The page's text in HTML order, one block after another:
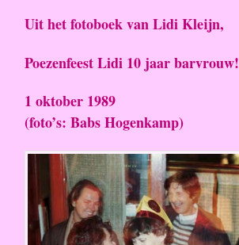
Uit het fotoboek van Lidi Kleijn,
Poezenfeest Lidi 10 jaar barvrouw!
1 oktober 1989
(foto’s: Babs Hogenkamp)